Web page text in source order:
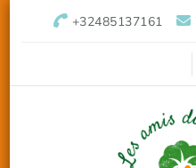
+32485137161